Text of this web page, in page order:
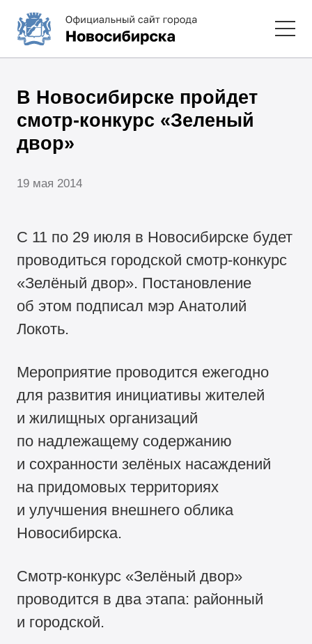
В Новосибирске пройдет
смотр-конкурс «Зеленый
двор»
19 мая 2014
С 11 по 29 июля в Новосибирске будет
проводиться городской смотр-конкурс
«Зелёный двор». Постановление
об этом подписал мэр Анатолий
Локоть.
Мероприятие проводится ежегодно
для развития инициативы жителей
и жилищных организаций
по надлежащему содержанию
и сохранности зелёных насаждений
на придомовых территориях
и улучшения внешнего облика
Новосибирска.
Смотр-конкурс «Зелёный двор»
проводится в два этапа: районный
и городской.